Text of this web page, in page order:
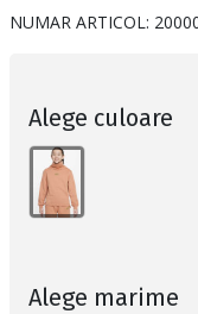
NUMAR ARTICOL:
Alege culoare
Alege marime